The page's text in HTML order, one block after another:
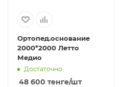
Ортопед.основание
2000*2000 Летто
Медио
Достаточно
48 600 тенге/шт